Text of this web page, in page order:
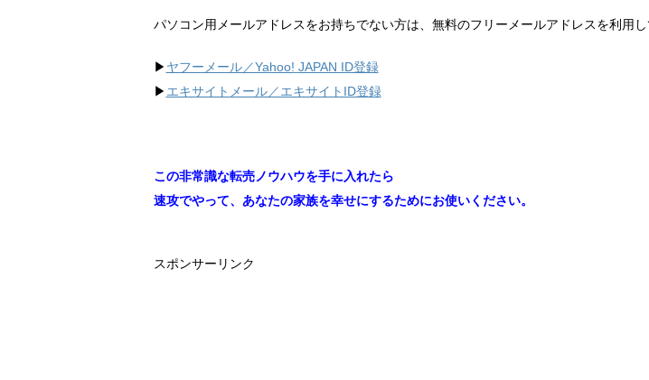
パソコン用メールアドレスをお持ちでない方は、無料のフリーメールアドレスを利用し
▶︎ ヤフーメール／Yahoo! JAPAN ID登録
▶︎ エキサイトメール／エキサイトID登録
この非常識な転売ノウハウを手に入れたら
速攻でやって、あなたの家族を幸せにするためにお使いください。
スポンサーリンク